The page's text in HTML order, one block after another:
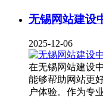
无锡网站建设
2025-12-06
在无锡网站建设
能够帮助网站更
户体验。作为专